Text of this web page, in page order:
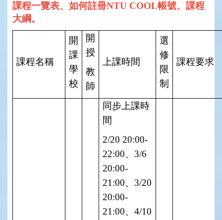
課程一覽表、如何註冊NTU COOL帳號、課程
大綱。
課程名稱
開
課
學
校
開
授
教
師
上課時間
選
修
限
制
課程要求
同步上課時
間
2/20 20:00-
22:00、 3/6
20:00-
21:00、 3/20
20:00-
21:00、 4/10